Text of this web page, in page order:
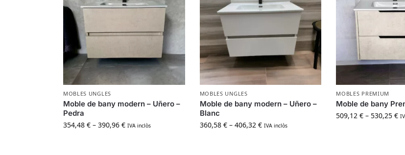
MOBLES UNGLES
Moble de bany modern – Uñero –
Pedra
354,48 € – 390,96 € IVA inclòs
MOBLES UNGLES
Moble de bany modern – Uñero –
Blanc
360,58 € – 406,32 € IVA inclòs
MOBLES PREMIUM
Moble de bany
509,12€ – 530,25€